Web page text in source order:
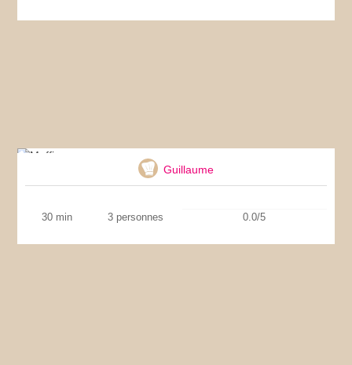
Guillaume
30 min 3 personnes 0.0/5